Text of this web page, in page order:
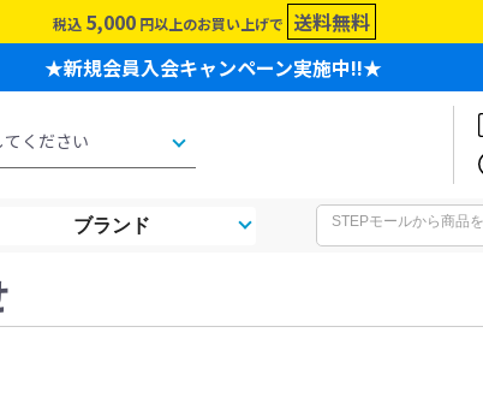
税込 5,000 円以上のお買い上げで 送料無料
★新規会員入会キャンペーン実施中!!★
ブランド